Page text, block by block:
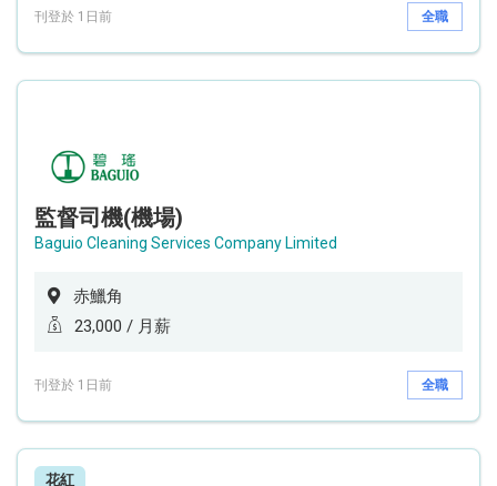
刊登於 1日前 全職
監督司機(機場)
Baguio Cleaning Services Company Limited
赤鱲角
23,000 / 月薪
刊登於 1日前 全職
花紅